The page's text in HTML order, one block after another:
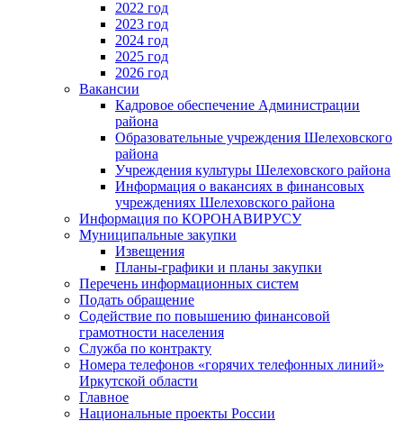
2022 год
2023 год
2024 год
2025 год
2026 год
Вакансии
Кадровое обеспечение Администрации
района
Образовательные учреждения Шелеховского
района
Учреждения культуры Шелеховского района
Информация о вакансиях в финансовых
учреждениях Шелеховского района
Информация по КОРОНАВИРУСУ
Муниципальные закупки
Извещения
Планы-графики и планы закупки
Перечень информационных систем
Подать обращение
Содействие по повышению финансовой
грамотности населения
Служба по контракту
Номера телефонов «горячих телефонных линий»
Иркутской области
Главное
Национальные проекты России